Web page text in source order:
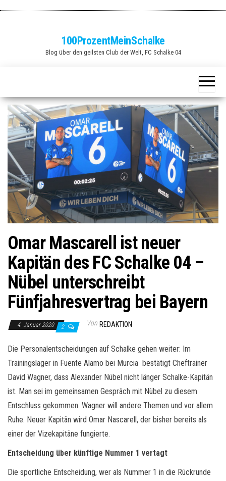
100ProzentMeinSchalke
Blog über den geilsten Club der Welt, FC Schalke 04
Omar Mascarell ist neuer
Kapitän des FC Schalke 04 –
Nübel unterschreibt
Fünfjahresvertrag bei Bayern
4. Januar 2020 2 Von REDAKTION
Die Personalentscheidungen auf Schalke gehen weiter: Im
Trainingslager in Fuente Alamo bei Murcia bestätigt Cheftrainer
David Wagner, dass Alexander Nübel nicht länger Schalke-Kapitän
ist. Man sei im gemeinsamen Gespräch mit Nübel zu diesem
Entschluss gekommen. Wagner will andere Themen und vor allem
Ruhe. Neuer Kapitän wird Omar Nascarell, der bisher bereits als
einer der Vizekapitäne fungierte.
Entscheidung über künftige Nummer 1 vertagt
Die sportliche Entscheidung, wer als Nummer 1 in die Rückrunde